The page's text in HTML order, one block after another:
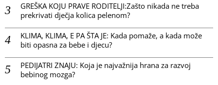
GREŠKA KOJU PRAVE RODITELJI:Zašto nikada ne treba
prekrivati dječja kolica pelenom?
KLIMA, KLIMA, E PA ŠTA JE: Kada pomaže, a kada može
biti opasna za bebe i djecu?
PEDIJATRI ZNAJU: Koja je najvažnija hrana za razvoj
bebinog mozga?